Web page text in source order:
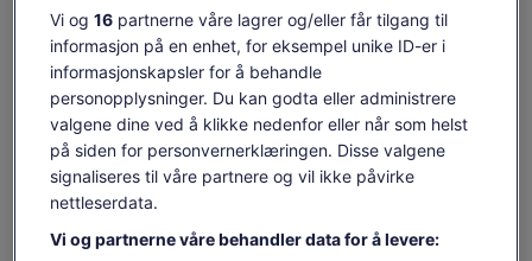
Sjekk tilgjengelighet
Endre datoer
Endre
datoer
lør. 8. aug.
1 480 kr 1 480 kr
Vi og 16partnerne våre lagrer og/eller får tilgang til
informasjon på en enhet, for eksempel unike ID-er i
informasjonskapsler for å behandle
personopplysninger. Du kan godta eller administrere
valgene dine ved å klikke nedenfor eller når som helst
på siden for personvernerklæringen. Disse valgene
signaliseres til våre partnere og vil ikke påvirke
nettleserdata.
Vi og partnerne våre behandler data for å levere: